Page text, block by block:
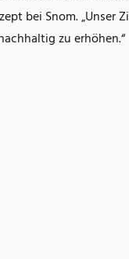
bei Snom. „Unser
zu erhöhen.“